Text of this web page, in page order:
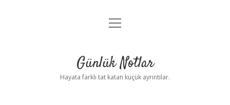
Anasayfa
Yasal Uyarı
menüyü
Günlük Notlar
Hayata farklı tat katan küçük ayrıntılar.